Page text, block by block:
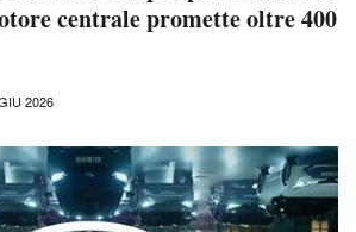
centrale promette oltre 400
2026